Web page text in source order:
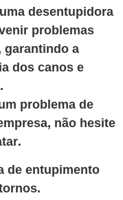
desentupidora
problemas
garantindo a
dos canos e
problema de
não hesite
.
de entupimento